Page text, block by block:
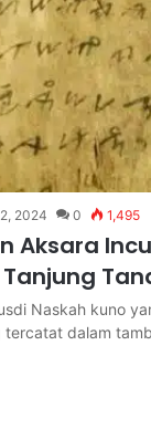
2024 0 1,495
Aksara
Naskah kuno
tercatat dalam